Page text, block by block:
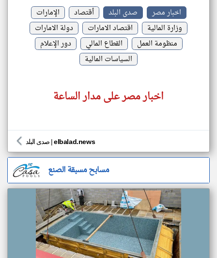
اخبار مصر صدى البلد أقتصاد
الإمارات
وزارة المالية
اقتصاد الامارات
دولة الامارات
منظومة العمل
القطاع المالي
دور الإعلام
السياسات المالية
اخبار مصر على مدار الساعة
صدى البلد |elbalad.news
مسابح مسبقة الصنع